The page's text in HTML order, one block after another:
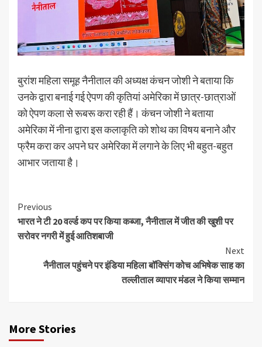
बुरांश महिला समूह नैनीताल की अध्यक्ष कंचन जोशी ने बताया कि
उनके द्वारा बनाई गई ऐपण की कृतियां अमेरिका में छात्र-छात्राओं
को ऐपण कला से रूबरू करा रही हैं। कंचन जोशी ने बताया
अमेरिका में नीना द्वारा इस कलाकृति को शोथ का विषय बनाने और
फ्रैम करा कर अपने घर अमेरिका में लगाने के लिए भी बहुत-बहुत
आभार जताया है।
Continue
Reading
Previous
भारत ने टी 20 वर्ल्ड कप पर किया कब्जा, नैनीताल में जीत की खुशी पर
सरोवर नगरी में हुई आतिशबाजी
Next
नैनीताल पहुंचने पर इंडिया महिला बॉक्सिंग कोच अभिषेक साह का
तल्लीताल व्यापार मंडल ने किया सम्मान
More Stories